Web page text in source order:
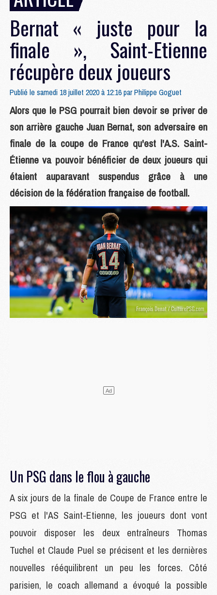
Bernat « juste pour la
finale », Saint-Etienne
récupère deux joueurs
Publié le samedi 18 juillet 2020 à 12:16 parPhilippe Goguet
Alors que le PSG pourrait bien devoir se priver de
son arrière gauche Juan Bernat, son adversaire en
finale de la coupe de France qu'est l'A.S. Saint-
Étienne va pouvoir bénéficier de deux joueurs qui
étaient auparavant suspendus grâce à une
décision de la fédération française de football.
Un PSG dans le flou à gauche
A six jours de la finale de Coupe de France entre le
PSG et l'AS Saint-Etienne, les joueurs dont vont
pouvoir disposer les deux entraîneurs Thomas
Tuchel et Claude Puel se précisent et les dernières
nouvelles rééquilibrent un peu les forces. Côté
parisien, le coach allemand a évoqué la possible